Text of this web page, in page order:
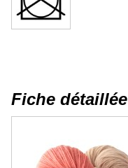
Fiche détaillée